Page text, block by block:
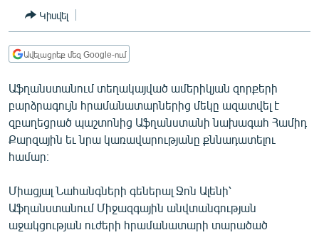
ՀԱՍԱՐԱԿՈՒԹՅՈՒՆ
ՏՆՏԵՍՈՒԹՅՈՒՆ
ՊԱՏԵՐԱԶՄԻ 6 ՇԱԲԱԹՆԵՐԸ
ՏԱՐԱԾԱՇՐՋԱՆ
ՄԻՋԱԶԳԱՅԻՆ
ՍՊՈՐՏ
ՄԵԿՆԱԲԱՆՈՒԹՅՈՒՆ
Կիսվել
Ավելացրեք մեզ Google-ում
Աֆղանստանում տեղակայված ամերիկյան զորքերի
բարձրագույն հրամանատարներից մեկը ազատվել է
զբաղեցրած պաշտոնից Աֆղանստանի նախագահ Համիդ
Քարզային եւ նրա կառավարությանը քննադատելու
համար։
Միացյալ Նահանգների գեներալ Ջոն Ալենի՝
Աֆղանստանում Միջազգային անվտանգության
աջակցության ուժերի հրամանատարի տարածած